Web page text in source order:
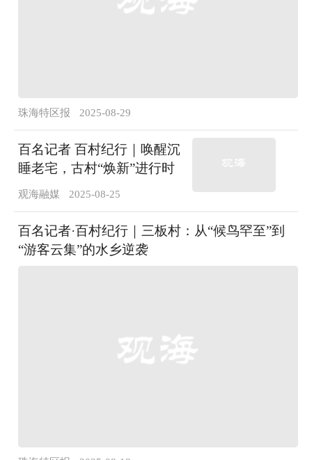
珠海特区报 2025-08-29
百名记者 百村纪行｜唤醒沉
睡老宅，古村“焕新”进行时
观海融媒 2025-08-25
百名记者·百村纪行｜三板村：从“候鸟罕至”到
“游客云集”的水乡逆袭